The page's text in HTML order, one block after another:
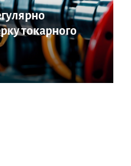
токарного